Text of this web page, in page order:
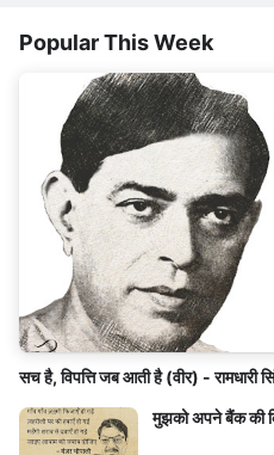
Popular This Week
सच है, विपत्ति जब आती है (वीर) - रामधारी
मुझको अपने बैंक की